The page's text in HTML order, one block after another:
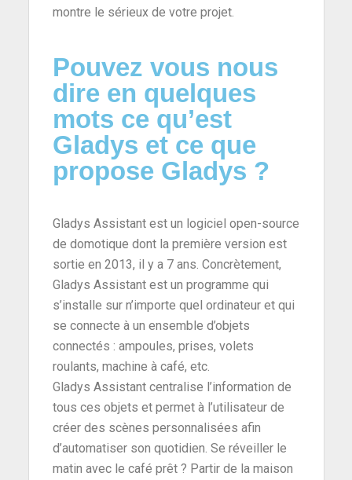
montre le sérieux de votre projet.
Pouvez vous nous
dire en quelques
mots ce qu’est
Gladys et ce que
propose Gladys ?
Gladys Assistant est un logiciel open-source
de domotique dont la première version est
sortie en 2013, il y a 7 ans. Concrètement,
Gladys Assistant est un programme qui
s’installe sur n’importe quel ordinateur et qui
se connecte à un ensemble d’objets
connectés : ampoules, prises, volets
roulants, machine à café, etc.
Gladys Assistant centralise l’information de
tous ces objets et permet à l’utilisateur de
créer des scènes personnalisées afin
d’automatiser son quotidien. Se réveiller le
matin avec le café prêt ? Partir de la maison